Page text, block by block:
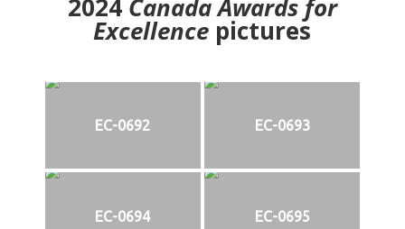
2024 Canada Awards for
Excellence pictures
EC-0692 EC-0693
EC-0694 EC-0695